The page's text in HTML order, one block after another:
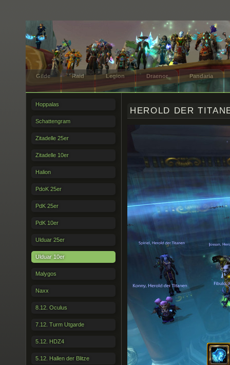
Gilde Raid Legion Draenor Pandaria
Hoppalas
Schattengram
Zitadelle 25er
Zitadelle 10er
Halion
PdoK 25er
PdK 25er
PdK 10er
Ulduar 25er
Ulduar 10er
Malygos
Naxx
8.12. Oculus
7.12. Turm Utgarde
5.12. HDZ4
5.12. Hallen der Blitze
HEROLD DER